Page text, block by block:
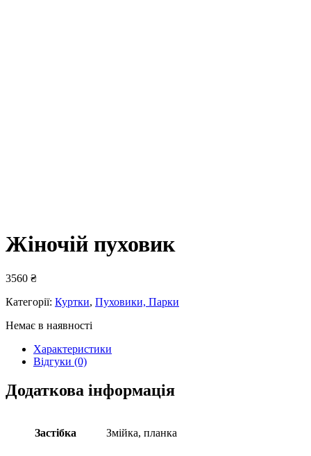
Жіночій пуховик
3560 ₴
Категорії: Куртки, Пуховики, Парки
Немає в наявності
Характеристики
Відгуки (0)
Додаткова інформація
Застібка Змійка, планка